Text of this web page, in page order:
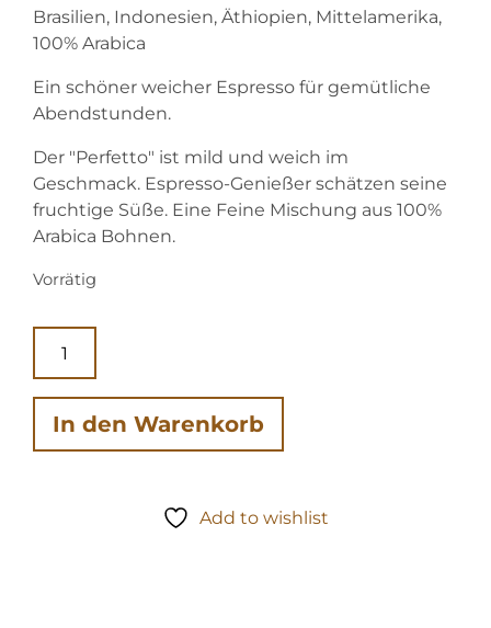
Brasilien, Indonesien, Äthiopien, Mittelamerika,
100% Arabica
Ein schöner weicher Espresso für gemütliche
Abendstunden.
Der "Perfetto" ist mild und weich im
Geschmack. Espresso-Genießer schätzen seine
fruchtige Süße. Eine Feine Mischung aus 100%
Arabica Bohnen.
Vorrätig
Espresso
Röstkaffee
Menge
In den Warenkorb
Add to wishlist